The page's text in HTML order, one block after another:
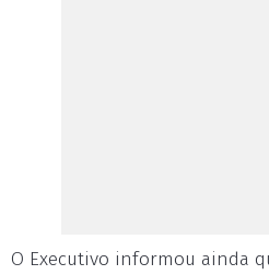
O Executivo informou ainda